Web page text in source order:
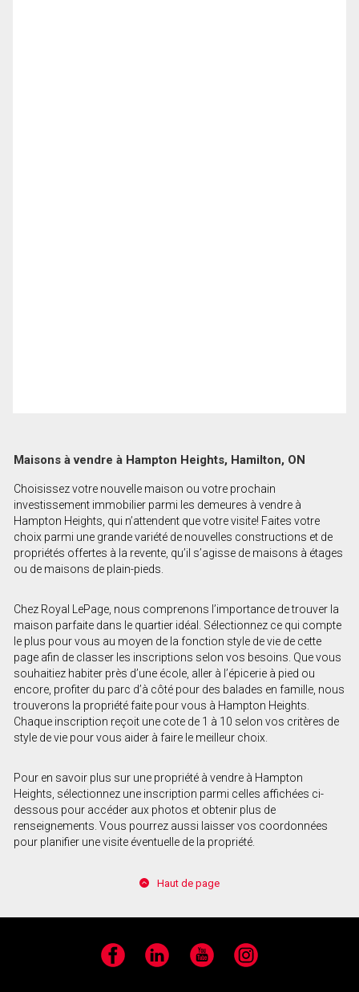
Maisons à vendre à Hampton Heights, Hamilton, ON
Choisissez votre nouvelle maison ou votre prochain
investissement immobilier parmi les demeures à vendre à
Hampton Heights, qui n’attendent que votre visite! Faites votre
choix parmi une grande variété de nouvelles constructions et de
propriétés offertes à la revente, qu’il s’agisse de maisons à étages
ou de maisons de plain-pieds.
Chez Royal LePage, nous comprenons l’importance de trouver la
maison parfaite dans le quartier idéal. Sélectionnez ce qui compte
le plus pour vous au moyen de la fonction style de vie de cette
page afin de classer les inscriptions selon vos besoins. Que vous
souhaitiez habiter près d’une école, aller à l’épicerie à pied ou
encore, profiter du parc d’à côté pour des balades en famille, nous
trouverons la propriété faite pour vous à Hampton Heights.
Chaque inscription reçoit une cote de 1 à 10 selon vos critères de
style de vie pour vous aider à faire le meilleur choix.
Pour en savoir plus sur une propriété à vendre à Hampton
Heights, sélectionnez une inscription parmi celles affichées ci-
dessous pour accéder aux photos et obtenir plus de
renseignements. Vous pourrez aussi laisser vos coordonnées
pour planifier une visite éventuelle de la propriété.
Haut de page
Facebook LinkedIn YouTube Instagram